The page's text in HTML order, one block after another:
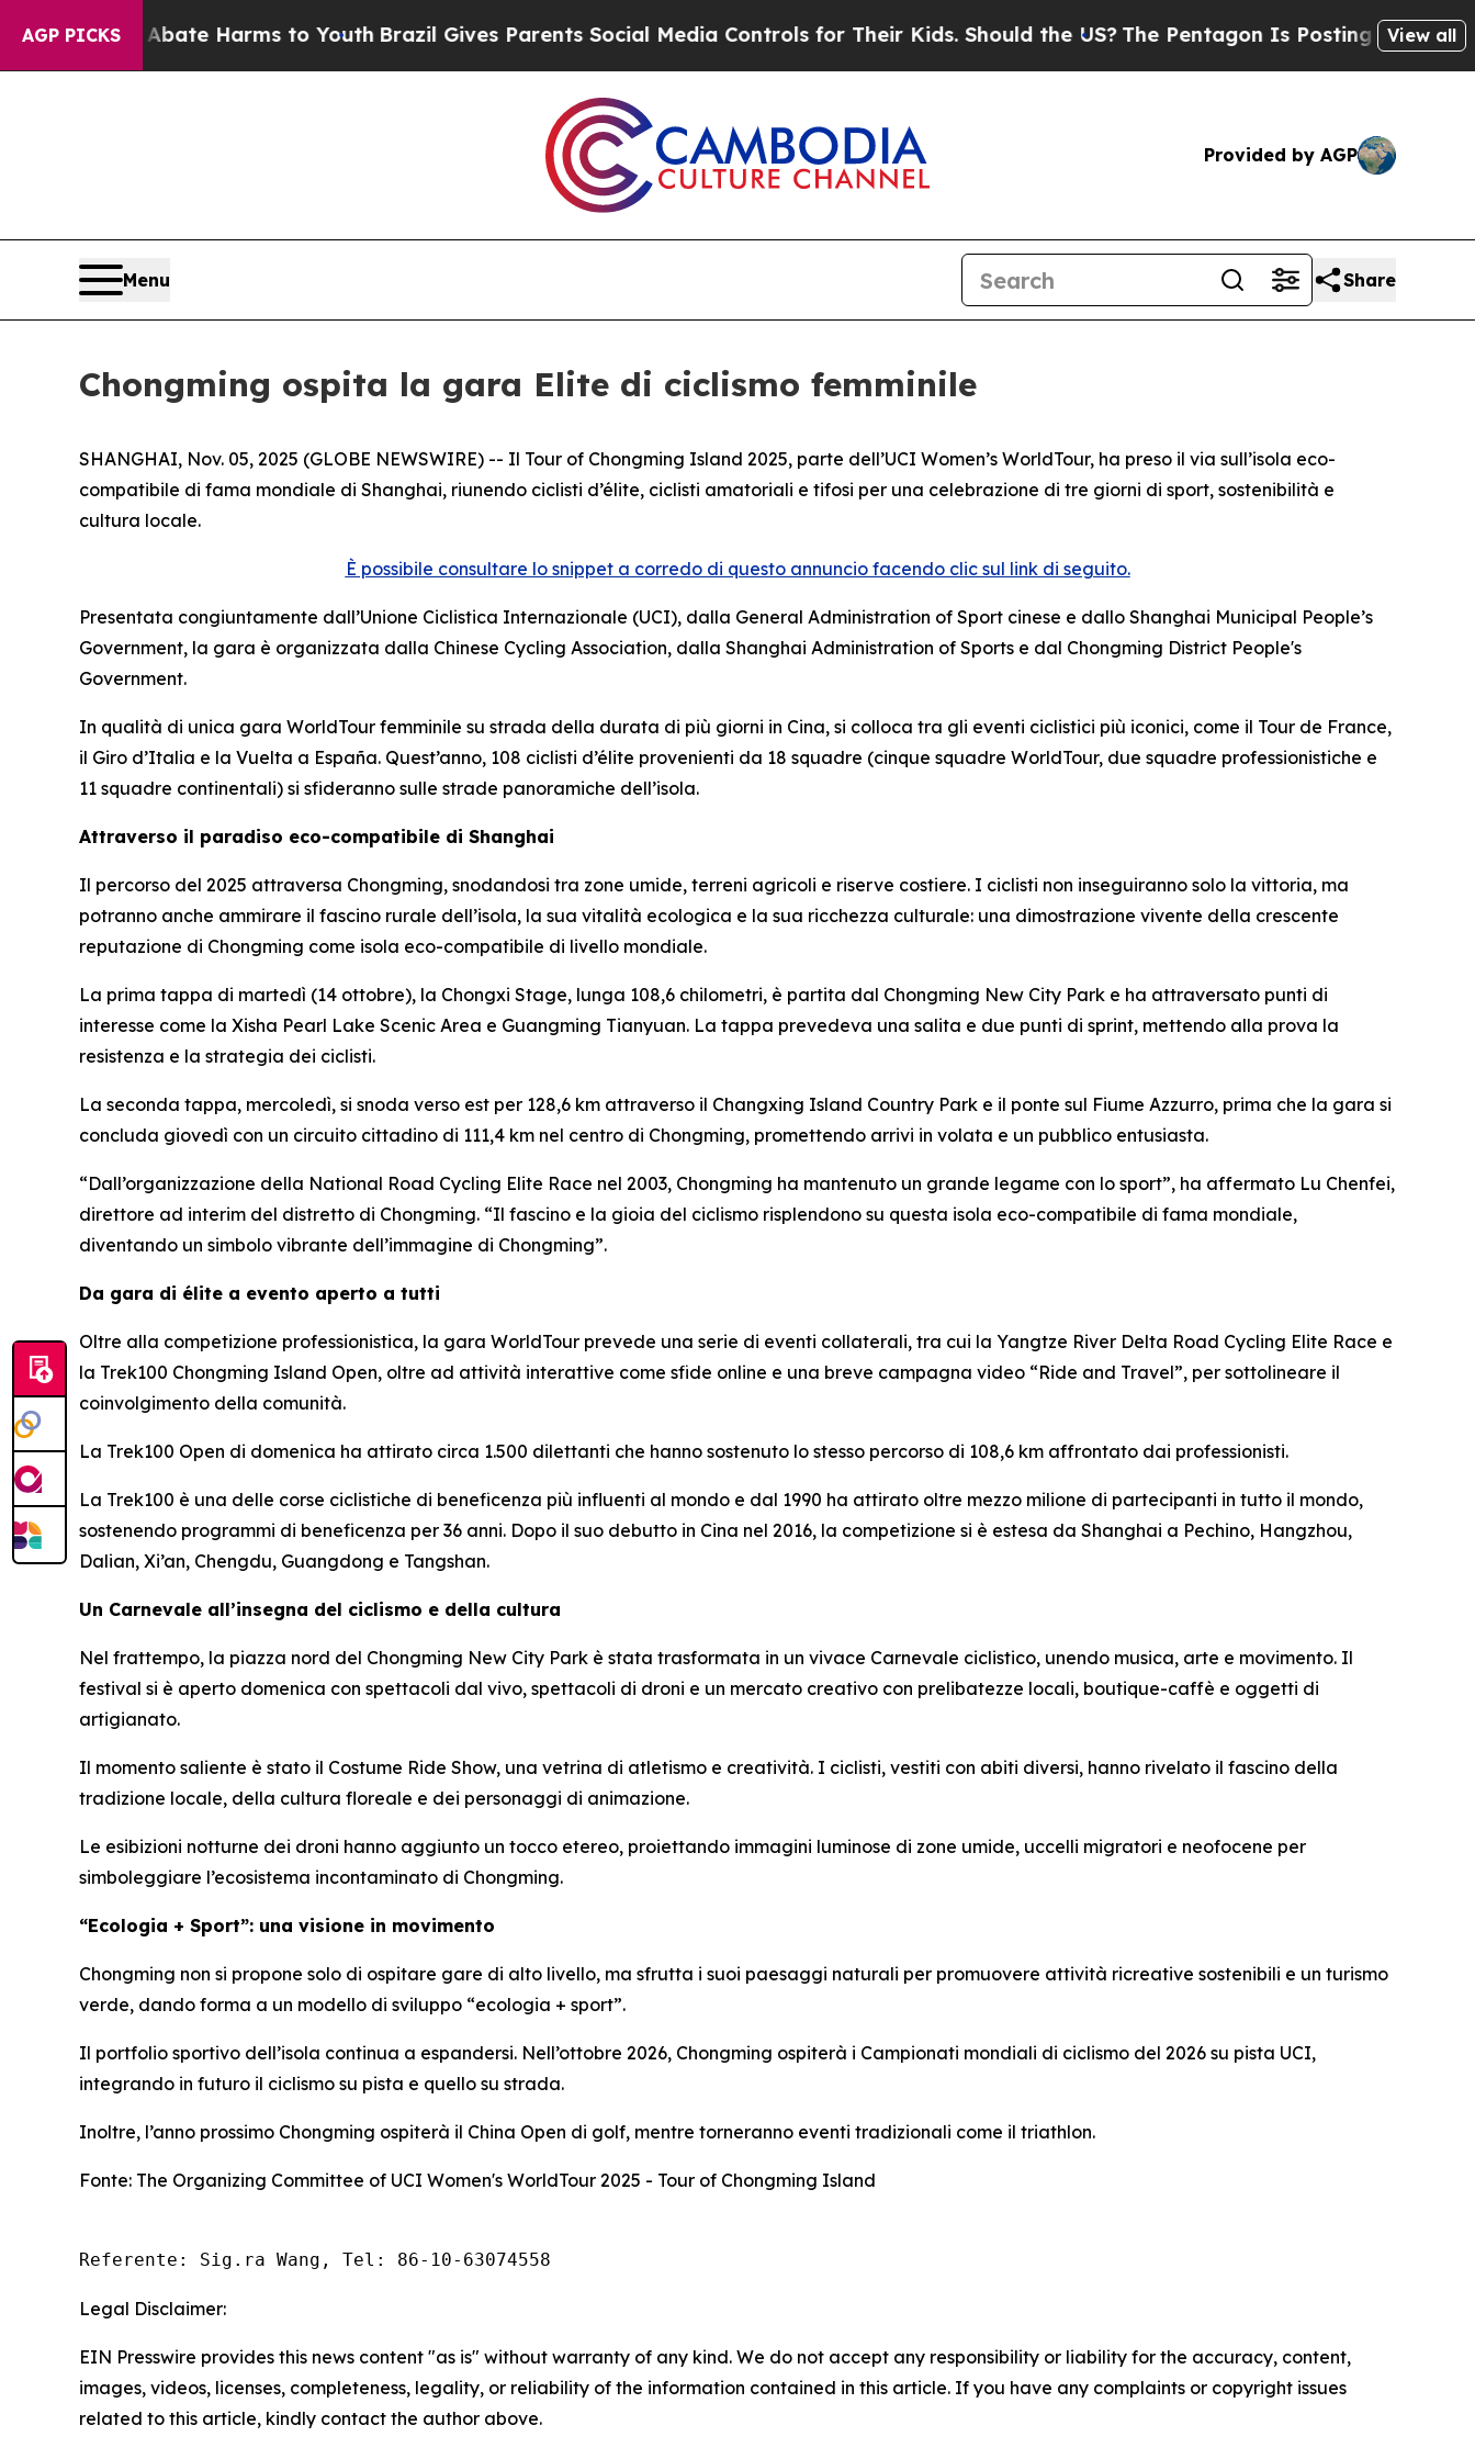
AGP PICKS
to Abate Harms to YouthBrazil Gives Parents Social Media Controls for Their Kids. Should the US? The Pentagon Is Posting Cryptic Biblical
View all
Provided by AGP
Menu Share
Chongming ospita la gara Elite di ciclismo femminile
SHANGHAI, Nov. 05, 2025 (GLOBE NEWSWIRE) -- Il Tour of Chongming Island 2025, parte dell’UCI Women’s WorldTour, ha preso il via sull’isola eco-
compatibile di fama mondiale di Shanghai, riunendo ciclisti d’élite, ciclisti amatoriali e tifosi per una celebrazione di tre giorni di sport, sostenibilità e
cultura locale.
È possibile consultare lo snippet a corredo di questo annuncio facendo clic sul link di seguito.
Presentata congiuntamente dall’Unione Ciclistica Internazionale (UCI), dalla General Administration of Sport cinese e dallo Shanghai Municipal People’s
Government, la gara è organizzata dalla Chinese Cycling Association, dalla Shanghai Administration of Sports e dal Chongming District People's
Government.
In qualità di unica gara WorldTour femminile su strada della durata di più giorni in Cina, si colloca tra gli eventi ciclistici più iconici, come il Tour de France,
il Giro d’Italia e la Vuelta a España. Quest’anno, 108 ciclisti d’élite provenienti da 18 squadre (cinque squadre WorldTour, due squadre professionistiche e
11 squadre continentali) si sfideranno sulle strade panoramiche dell’isola.
Attraverso il paradiso eco-compatibile di Shanghai
Il percorso del 2025 attraversa Chongming, snodandosi tra zone umide, terreni agricoli e riserve costiere. I ciclisti non inseguiranno solo la vittoria, ma
potranno anche ammirare il fascino rurale dell’isola, la sua vitalità ecologica e la sua ricchezza culturale: una dimostrazione vivente della crescente
reputazione di Chongming come isola eco-compatibile di livello mondiale.
La prima tappa di martedì (14 ottobre), la Chongxi Stage, lunga 108,6 chilometri, è partita dal Chongming New City Park e ha attraversato punti di
interesse come la Xisha Pearl Lake Scenic Area e Guangming Tianyuan. La tappa prevedeva una salita e due punti di sprint, mettendo alla prova la
resistenza e la strategia dei ciclisti.
La seconda tappa, mercoledì, si snoda verso est per 128,6 km attraverso il Changxing Island Country Park e il ponte sul Fiume Azzurro, prima che la gara si
concluda giovedì con un circuito cittadino di 111,4 km nel centro di Chongming, promettendo arrivi in volata e un pubblico entusiasta.
“Dall’organizzazione della National Road Cycling Elite Race nel 2003, Chongming ha mantenuto un grande legame con lo sport”, ha affermato Lu Chenfei,
direttore ad interim del distretto di Chongming. “Il fascino e la gioia del ciclismo risplendono su questa isola eco-compatibile di fama mondiale,
diventando un simbolo vibrante dell’immagine di Chongming”.
Da gara di élite a evento aperto a tutti
Oltre alla competizione professionistica, la gara WorldTour prevede una serie di eventi collaterali, tra cui la Yangtze River Delta Road Cycling Elite Race e
la Trek100 Chongming Island Open, oltre ad attività interattive come sfide online e una breve campagna video “Ride and Travel”, per sottolineare il
coinvolgimento della comunità.
La Trek100 Open di domenica ha attirato circa 1.500 dilettanti che hanno sostenuto lo stesso percorso di 108,6 km affrontato dai professionisti.
La Trek100 è una delle corse ciclistiche di beneficenza più influenti al mondo e dal 1990 ha attirato oltre mezzo milione di partecipanti in tutto il mondo,
sostenendo programmi di beneficenza per 36 anni. Dopo il suo debutto in Cina nel 2016, la competizione si è estesa da Shanghai a Pechino, Hangzhou,
Dalian, Xi’an, Chengdu, Guangdong e Tangshan.
Un Carnevale all’insegna del ciclismo e della cultura
Nel frattempo, la piazza nord del Chongming New City Park è stata trasformata in un vivace Carnevale ciclistico, unendo musica, arte e movimento. Il
festival si è aperto domenica con spettacoli dal vivo, spettacoli di droni e un mercato creativo con prelibatezze locali, boutique-caffè e oggetti di
artigianato.
Il momento saliente è stato il Costume Ride Show, una vetrina di atletismo e creatività. I ciclisti, vestiti con abiti diversi, hanno rivelato il fascino della
tradizione locale, della cultura floreale e dei personaggi di animazione.
Le esibizioni notturne dei droni hanno aggiunto un tocco etereo, proiettando immagini luminose di zone umide, uccelli migratori e neofocene per
simboleggiare l’ecosistema incontaminato di Chongming.
“Ecologia + Sport”: una visione in movimento
Chongming non si propone solo di ospitare gare di alto livello, ma sfrutta i suoi paesaggi naturali per promuovere attività ricreative sostenibili e un turismo
verde, dando forma a un modello di sviluppo “ecologia + sport”.
Il portfolio sportivo dell’isola continua a espandersi. Nell’ottobre 2026, Chongming ospiterà i Campionati mondiali di ciclismo del 2026 su pista UCI,
integrando in futuro il ciclismo su pista e quello su strada.
Inoltre, l’anno prossimo Chongming ospiterà il China Open di golf, mentre torneranno eventi tradizionali come il triathlon.
Fonte: The Organizing Committee of UCI Women's WorldTour 2025 - Tour of Chongming Island
Referente: Sig.ra Wang, Tel: 86-10-63074558
Legal Disclaimer:
EIN Presswire provides this news content "as is" without warranty of any kind. We do not accept any responsibility or liability for the accuracy, content,
images, videos, licenses, completeness, legality, or reliability of the information contained in this article. If you have any complaints or copyright issues
related to this article, kindly contact the author above.